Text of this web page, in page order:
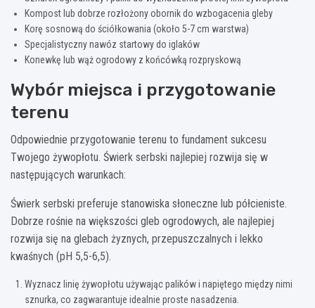
Kompost lub dobrze rozłożony obornik do wzbogacenia gleby
Korę sosnową do ściółkowania (około 5-7 cm warstwa)
Specjalistyczny nawóz startowy do iglaków
Konewkę lub wąż ogrodowy z końcówką rozpryskową
Wybór miejsca i przygotowanie
terenu
Odpowiednie przygotowanie terenu to fundament sukcesu
Twojego żywopłotu. Świerk serbski najlepiej rozwija się w
następujących warunkach:
Świerk serbski preferuje stanowiska słoneczne lub półcieniste.
Dobrze rośnie na większości gleb ogrodowych, ale najlepiej
rozwija się na glebach żyznych, przepuszczalnych i lekko
kwaśnych (pH 5,5-6,5).
Wyznacz linię żywopłotu używając palików i napiętego między nimi
sznurka, co zagwarantuje idealnie proste nasadzenia.